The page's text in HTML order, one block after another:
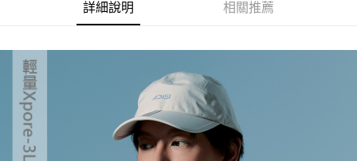
ATM／網路銀行／等多元方式進行付款，方視為交易完成。
※ 請注意：結帳手續完成當下不需立刻繳費，但若您需要取消訂單，請聯絡
後付繳納相關費用。
※ 交易是否成功請以「AFTEE先享後付 」之結帳頁面顯示為準，若有關於
是否繳費成功／繳費後需取消欲退款等相關疑問，請聯繫「AFTEE先享後付
客戶支援中心」
https://netprotections.freshdesk.com/support/home
【注意事項】
１．透過由恩沛科技股份有限公司提供之「AFTEE先享後付」服務完成之交
易，需依本服務之必要範圍內提供個人資料，並將交易相關給付款項請求債
每筆NT$60，滿NT$799(含以上)免運費
每筆NT$100，滿NT$799(含以上)免運費
付款後門市自取
免運費
貨到付款
詳細說明 相關推薦